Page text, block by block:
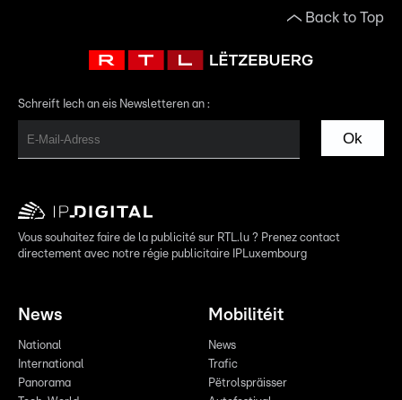
Back to Top
Schreift Iech an eis Newsletteren an :
Ok
Vous souhaitez faire de la publicité sur RTL.lu ? Prenez contact
directement avec notre régie publicitaire IPLuxembourg
News
National
International
Panorama
Mobilitéit
News
Trafic
Pëtrolspräisser